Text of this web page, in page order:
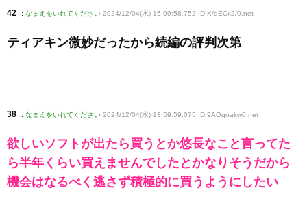
42 : なまえをいれてください 2024/12/04(水) 15:09:58.752 ID:K/dECx2/0 .net
ティアキン微妙だったから続編の評判次第
38 : なまえをいれてください 2024/12/04(水) 13:59:59.075 ID:9AOgoakw0.net
欲しいソフトが出たら買うとか悠長なこと言ってた
ら半年くらい買えませんでしたとかなりそうだから
機会はなるべく逃さず積極的に買うようにしたい